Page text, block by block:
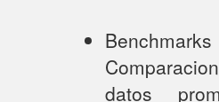
datos